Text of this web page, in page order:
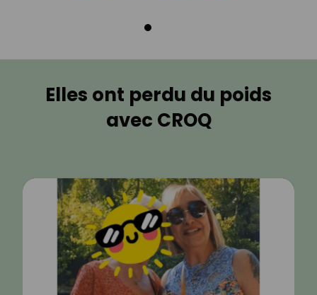
Elles ont perdu du poids
avec CROQ